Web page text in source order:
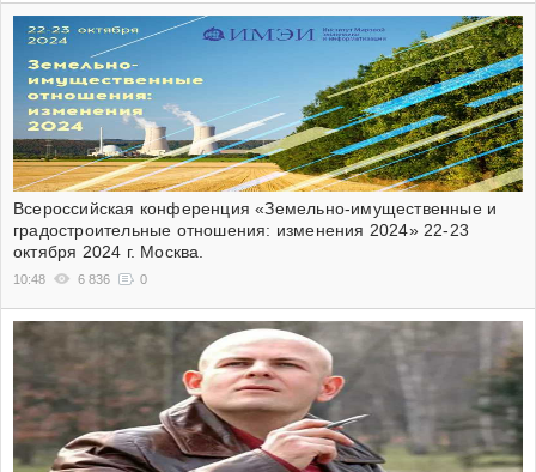
Всероссийская конференция «Земельно-имущественные и
градостроительные отношения: изменения 2024» 22-23
октября 2024 г. Москва.
10:48 6 836 0